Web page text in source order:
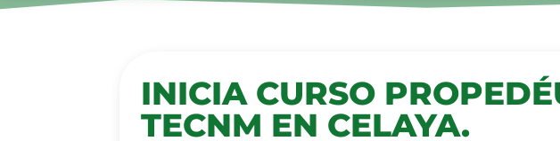
INICIA CURSO
TECNM EN CELAYA.